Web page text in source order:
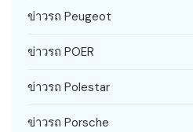
ข่าวรถ Peugeot
ข่าวรถ POER
ข่าวรถ Polestar
ข่าวรถ Porsche